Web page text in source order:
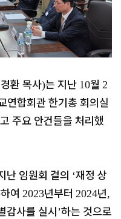
환 목사)는 지난 10월 2
연합회관 한기총 회의실
주요 안건들을 처리했
난 임원회 결의 ‘재정 상
여 2023년부터 2024년,
감사를 실시’하는 것으로